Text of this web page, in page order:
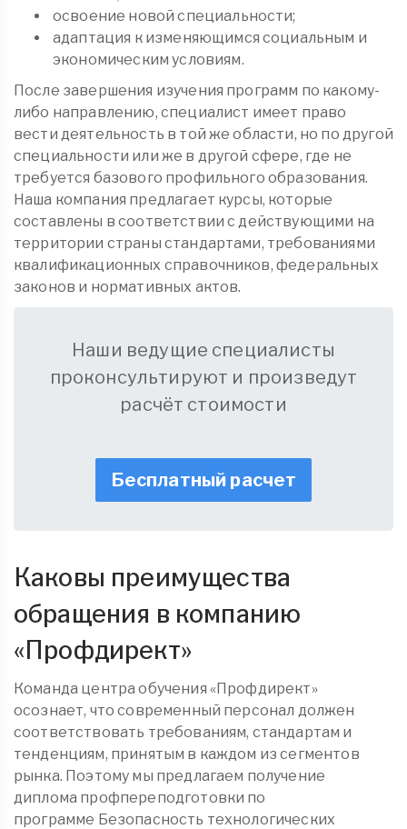
освоение новой специальности;
адаптация к изменяющимся социальным и
экономическим условиям.
После завершения изучения программ по какому-
либо направлению, специалист имеет право
вести деятельность в той же области, но по другой
специальности или же в другой сфере, где не
требуется базового профильного образования.
Наша компания предлагает курсы, которые
составлены в соответствии с действующими на
территории страны стандартами, требованиями
квалификационных справочников, федеральных
законов и нормативных актов.
Наши ведущие специалисты
проконсультируют и произведут
расчёт стоимости
Бесплатный расчет
Каковы преимущества
обращения в компанию
«Профдирект»
Команда центра обучения «Профдирект»
осознает, что современный персонал должен
соответствовать требованиям, стандартам и
тенденциям, принятым в каждом из сегментов
рынка. Поэтому мы предлагаем получение
диплома профпереподготовки по
программе Безопасность технологических